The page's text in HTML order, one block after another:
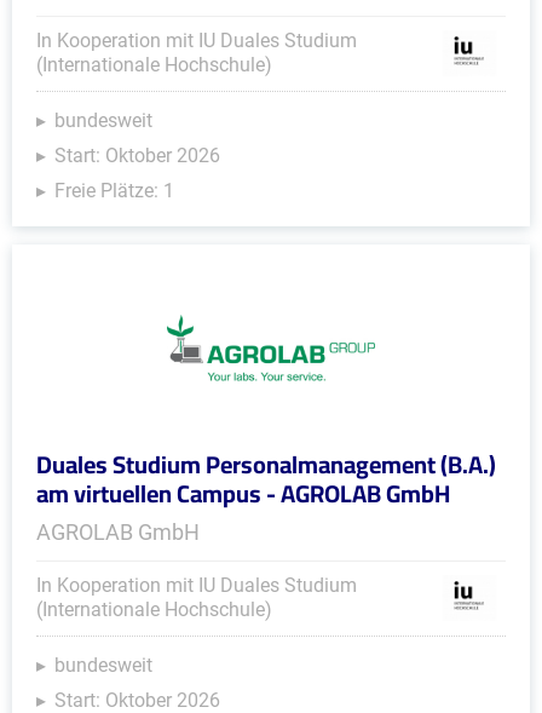
In Kooperation mit IU Duales Studium
(Internationale Hochschule)
bundesweit
Start: Oktober 2026
Freie Plätze: 1
Duales Studium Personalmanagement (B.A.)
am virtuellen Campus - AGROLAB GmbH
AGROLAB GmbH
In Kooperation mit IU Duales Studium
(Internationale Hochschule)
bundesweit
Start: Oktober 2026